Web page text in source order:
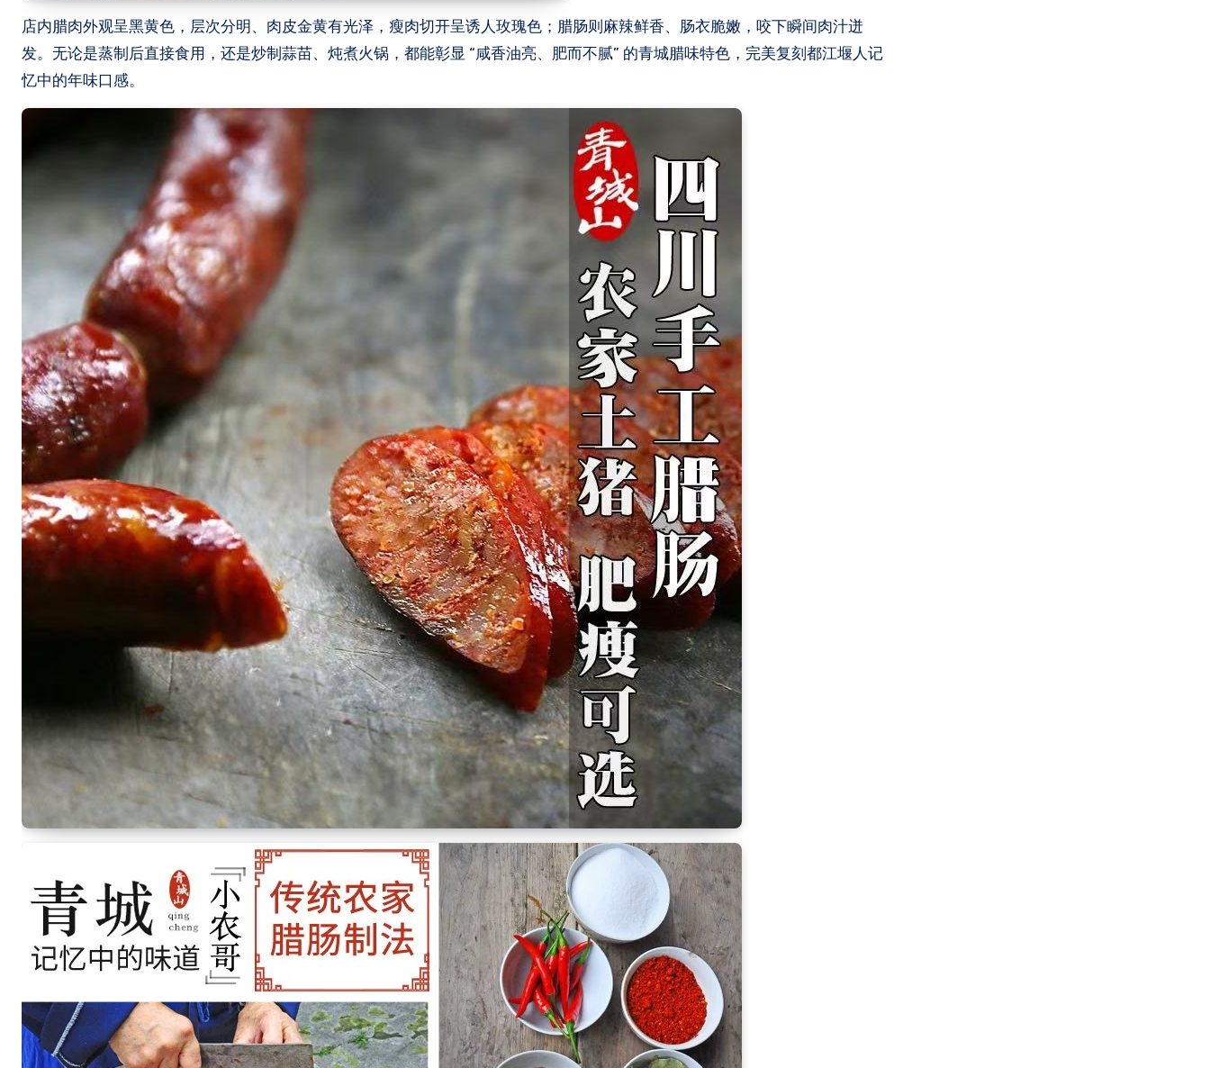
店内腊肉外观呈黑黄色，层次分明、肉皮金黄有光泽，瘦肉切开呈诱人玫瑰色；腊肠则麻辣鲜香、肠衣脆嫩，咬下瞬间肉汁迸
发。无论是蒸制后直接食用，还是炒制蒜苗、炖煮火锅，都能彰显 “咸香油亮、肥而不腻” 的青城腊味特色，完美复刻都江堰人记
忆中的年味口感。